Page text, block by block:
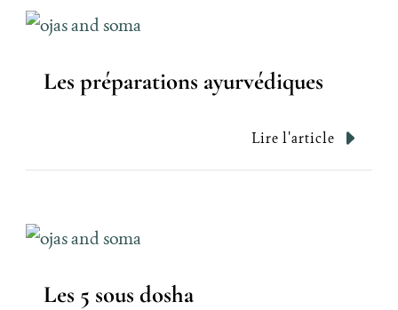
Les préparations ayurvédiques
Lire l'article
Les 5 sous dosha